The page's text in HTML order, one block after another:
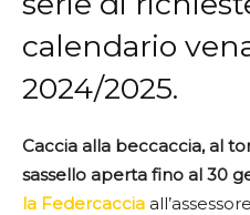
calendario
2024/2025.
Caccia alla beccaccia, al
sassello aperta fino al 30
la Federcaccia